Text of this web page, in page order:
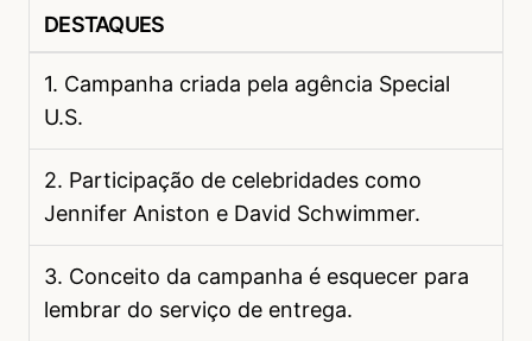
DESTAQUES
1. Campanha criada pela agência Special
U.S.
2. Participação de celebridades como
Jennifer Aniston e David Schwimmer.
3. Conceito da campanha é esquecer para
lembrar do serviço de entrega.